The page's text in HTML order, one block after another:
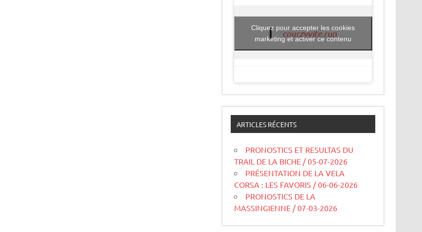
courzyvite.run
Cliquez pour accepter les cookies
marketing et activer ce contenu
ARTICLES RÉCENTS
PRONOSTICS ET RESULTAS DU
TRAIL DE LA BICHE / 05-07-2026
PRÉSENTATION DE LA VELA
CORSA : LES FAVORIS / 06-06-2026
PRONOSTICS DE LA
MASSINGIENNE / 07-03-2026